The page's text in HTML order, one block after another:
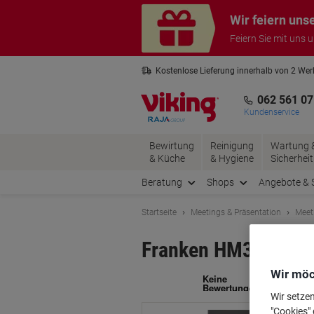
Wir feiern
Feiern Sie mit uns
Kostenlose Lieferung innerhalb von 2
062 561
Kundenservice
Bewirtung
& Küche
Reinigung
& Hygiene
Wartung
Sicherheit
Beratung Shops Angebote &
Startseite Meetings & Präsentation
Franken HM37
Wir
Wir